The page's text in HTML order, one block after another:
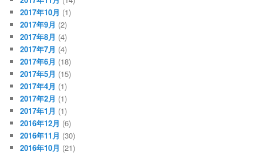
2017年10月 (1)
2017年9月 (2)
2017年8月 (4)
2017年7月 (4)
2017年6月 (18)
2017年5月 (15)
2017年4月 (1)
2017年2月 (1)
2017年1月 (1)
2016年12月 (6)
2016年11月 (30)
2016年10月 (21)